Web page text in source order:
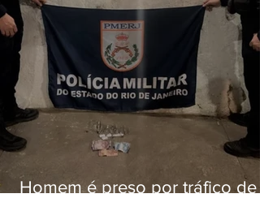
Homem é preso por tráfico de